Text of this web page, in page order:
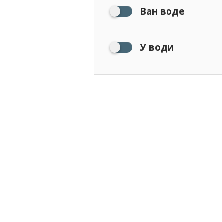
Ван воде
У води